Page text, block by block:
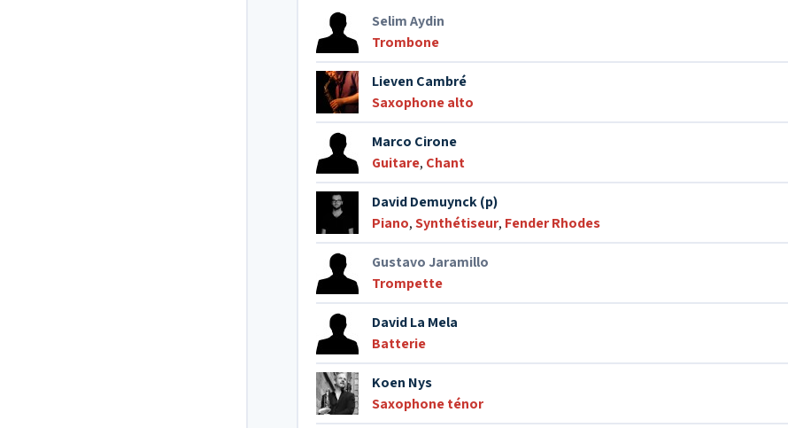
Selim Aydin
Trombone
Lieven Cambré
Saxophone alto
Marco Cirone
Guitare, Chant
David Demuynck (p)
Piano,Synthétiseur, Fender Rhodes
Gustavo Jaramillo
Trompette
David La Mela
Batterie
Koen Nys
Saxophone ténor